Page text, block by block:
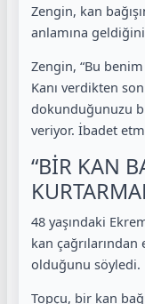
Zengin, kan
anlamına
Zengin, “Bu
Kanı verdikten
dokunduğunuzu
veriyor. İbadet
“BİR KAN
48 yaşındaki
kan çağrılarından
olduğunu söyledi.
Topçu, bir kan